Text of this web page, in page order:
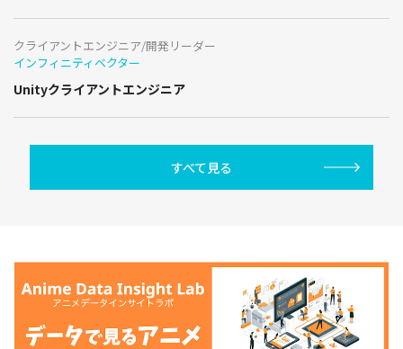
クライアントエンジニア/開発リーダー
インフィニティベクター
Unityクライアントエンジニア
すべて見る